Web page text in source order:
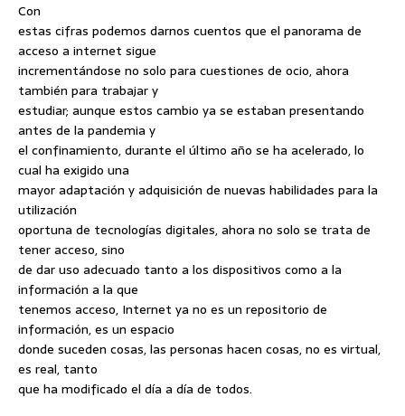
Con
estas cifras podemos darnos cuentos que el panorama de
acceso a internet sigue
incrementándose no solo para cuestiones de ocio, ahora
también para trabajar y
estudiar; aunque estos cambio ya se estaban presentando
antes de la pandemia y
el confinamiento, durante el último año se ha acelerado, lo
cual ha exigido una
mayor adaptación y adquisición de nuevas habilidades para la
utilización
oportuna de tecnologías digitales, ahora no solo se trata de
tener acceso, sino
de dar uso adecuado tanto a los dispositivos como a la
información a la que
tenemos acceso, Internet ya no es un repositorio de
información, es un espacio
donde suceden cosas, las personas hacen cosas, no es virtual,
es real, tanto
que ha modificado el día a día de todos.